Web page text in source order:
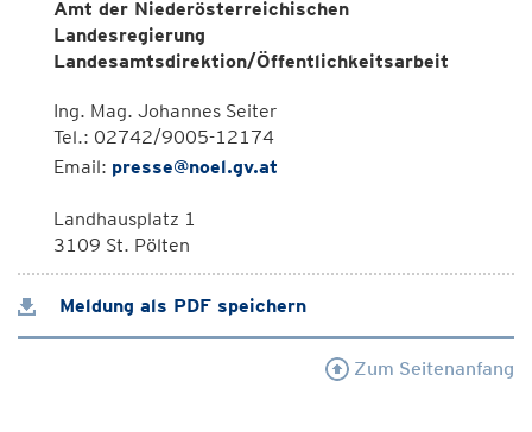
Amt der Niederösterreichischen
Landesregierung
Landesamtsdirektion/Öffentlichkeitsarbeit
Ing. Mag. Johannes Seiter
Tel.: 02742/9005-12174
Email: presse@noel.gv.at
Landhausplatz 1
3109 St. Pölten
Meldung als PDF speichern
Zum Seitenanfang